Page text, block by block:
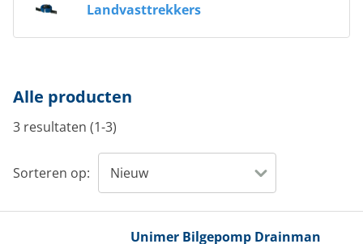
Landvasttrekkers
Alle producten
3 resultaten (1-3)
Sorteren op:
Unimer Bilgepomp Drainman